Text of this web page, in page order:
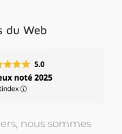
du Web
nous sommes